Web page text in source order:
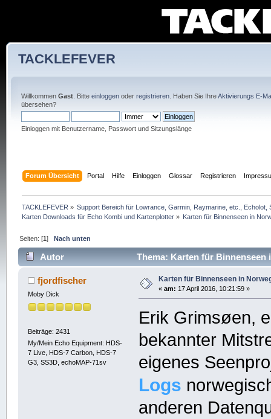
TACKLEFEVER
Willkommen Gast. Bitte einloggenoder registrieren. Haben Sie IhreAktivierungs E-
übersehen?
Einloggen mit Benutzername, Passwort und Sitzungslänge
Forum Übersicht Portal Hilfe Einloggen Glossar Registrieren
TACKLEFEVER » Support Bereich für Lowrance, Garmin, Raymarine, etc.,
Karten Downloads für Echo Kombi und Kartenplotter » Karten für Binnenseen in
Seiten: [1]Nach unten
Autor Thema: Karten für Binnenseen
fjordfischer
Moby Dick
Beiträge: 2431
My/Mein Echo Equipment: HDS-
7 Live, HDS-7 Carbon, HDS-7
G3, SS3D, echoMAP-71sv
Karten für Binnenseen in
« am: 17 April 2016, 10:21:59 »
Erik Grimsøen,
bekannter
eigenes
Logs
anderen